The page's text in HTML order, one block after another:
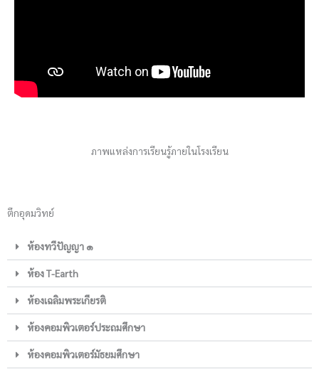
ภาพแหล่งการเรียนรู้ภายในโรงเรียน
ตึกอุดมวิทย์
ห้องทวีปัญญา ๑
ห้อง T-Earth
ห้องเฉลิมพระเกียรติ
ห้องคอมพิวเตอร์ประถมศึกษา
ห้องคอมพิวเตอร์มัธยมศึกษา